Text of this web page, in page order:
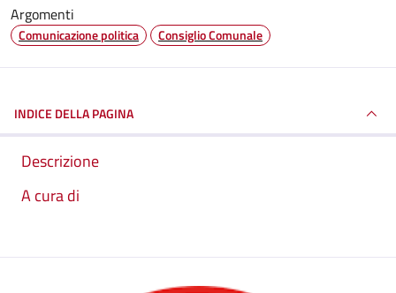
Argomenti
Comunicazione politica Consiglio Comunale
INDICE DELLA PAGINA
Descrizione
A cura di